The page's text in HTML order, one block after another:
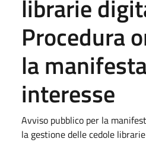
librarie
Procedura
la
interesse
Avviso pubblico per la
la gestione delle cedole